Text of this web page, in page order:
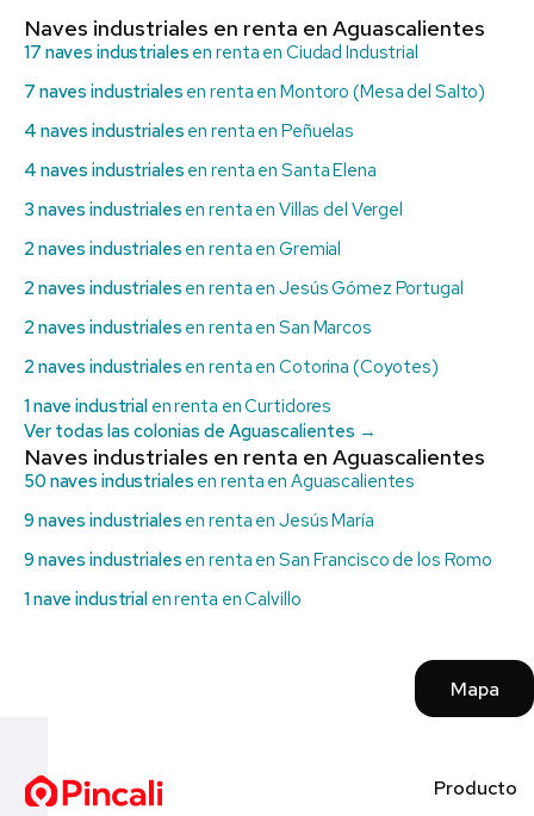
Naves industriales en renta en Aguascalientes
17 naves industriales en renta en Ciudad Industrial
7 naves industriales en renta en Montoro (Mesa del Salto)
4 naves industriales en renta en Peñuelas
4 naves industriales en renta en Santa Elena
3 naves industriales en renta en Villas del Vergel
2 naves industriales en renta en Gremial
2 naves industriales en renta en Jesús Gómez Portugal
2 naves industriales en renta en San Marcos
2 naves industriales en renta en Cotorina (Coyotes)
1 nave industrialen renta en Curtidores
Ver todas las colonias de Aguascalientes →
Naves industriales en renta en Aguascalientes
50 naves industriales en renta en Aguascalientes
9 naves industriales en renta en Jesús María
9 naves industriales en renta en San Francisco de los Romo
1 nave industrialen renta en Calvillo
Mapa
Producto